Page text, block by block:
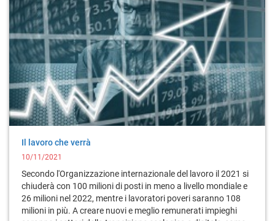
Il lavoro che verrà
10/11/2021
Secondo l'Organizzazione internazionale del lavoro il 2021 si
chiuderà con 100 milioni di posti in meno a livello mondiale e
26 milioni nel 2022, mentre i lavoratori poveri saranno 108
milioni in più. A creare nuovi e meglio remunerati impieghi